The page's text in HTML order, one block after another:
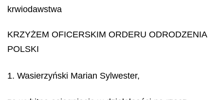
krwiodawstwa
KRZYŻEM OFICERSKIM ORDERU ODRODZENIA
POLSKI
1. Wasierzyński Marian Sylwester,